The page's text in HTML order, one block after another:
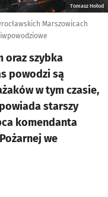
Tomasz Hołod
Marszowicach
oraz szybka
powodzi są
w tym czasie,
starszy
komendanta
we